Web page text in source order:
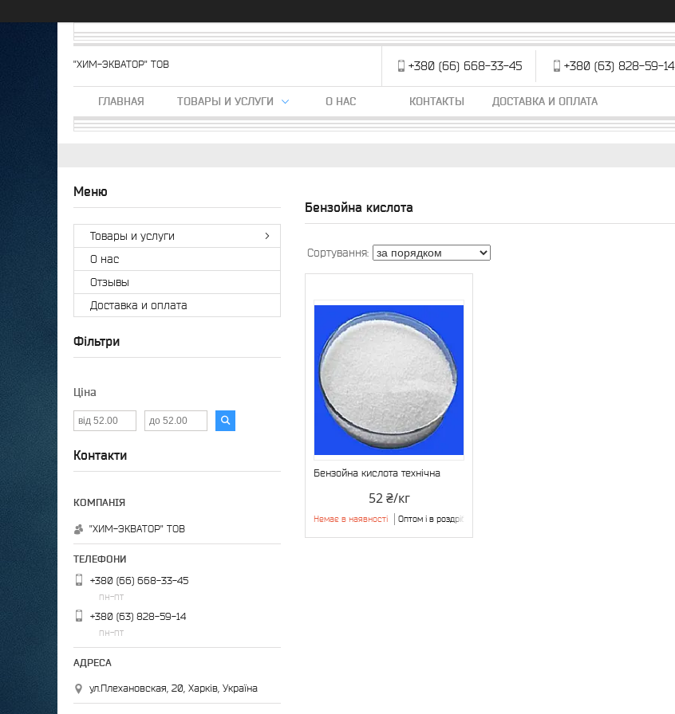
"ХИМ-ЭКВАТОР" ТОВ +380 (66) 668-33-45 +380 (63) 828-59-14
ГЛАВНАЯ ТОВАРЫ И УСЛУГИ О НАС КОНТАКТЫ ДОСТАВКА И ОПЛАТА
Бензойна кислота
Бензойна кислота технічна
52 ₴/кг
Немає в наявності Оптом і в роздріб
Товары и услуги
О нас
Отзывы
Доставка и оплата
Фільтри
Ціна
Контакти
"ХИМ-ЭКВАТОР" ТОВ
+380 (66) 668-33-45
пн-пт
+380 (63) 828-59-14
пн-пт
ул.Плехановская, 20, Харків, Україна